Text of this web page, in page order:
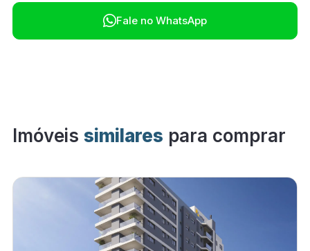
Fale no WhatsApp
Imóveis similares para comprar